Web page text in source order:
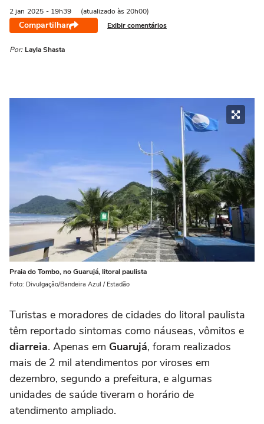
2 jan 2025 - 19h39 (atualizado às 20h00)
Compartilhar Exibir comentários
Por: Layla Shasta
Praia do Tombo, no Guarujá, litoral paulista
Foto: Divulgação/Bandeira Azul / Estadão
Turistas e moradores de cidades do litoral paulista
têm reportado sintomas como náuseas, vômitos e
diarreia. Apenas em Guarujá, foram realizados
mais de 2 mil atendimentos por viroses em
dezembro, segundo a prefeitura, e algumas
unidades de saúde tiveram o horário de
atendimento ampliado.